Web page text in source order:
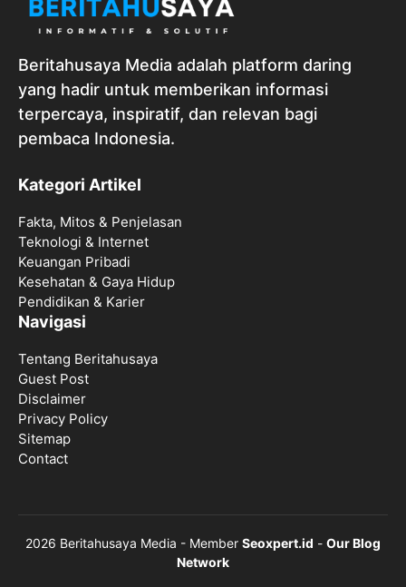
Beritahusaya Media adalah platform daring
yang hadir untuk memberikan informasi
terpercaya, inspiratif, dan relevan bagi
pembaca Indonesia.
Kategori Artikel
Fakta, Mitos & Penjelasan
Teknologi & Internet
Keuangan Pribadi
Kesehatan & Gaya Hidup
Pendidikan & Karier
Navigasi
Tentang Beritahusaya
Guest Post
Disclaimer
Privacy Policy
Sitemap
Contact
2026 Beritahusaya Media - Member Seoxpert.id - Our Blog
Network